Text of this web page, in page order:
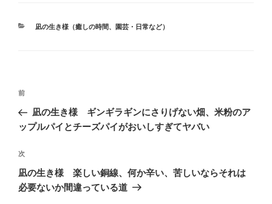
カ
凪の生き様（癒しの時間、園芸・日常など）
投
ナ
ゲ
ー
シ
前
の
投
前
凪の生き様 ギンギラギンにさりげない畑、米粉のア
ップルパイとチーズパイがおいしすぎてヤバい
次
の
投
次
凪の生き様 楽しい銅線、何か辛い、苦しいならそれは
必要ないか間違っている道